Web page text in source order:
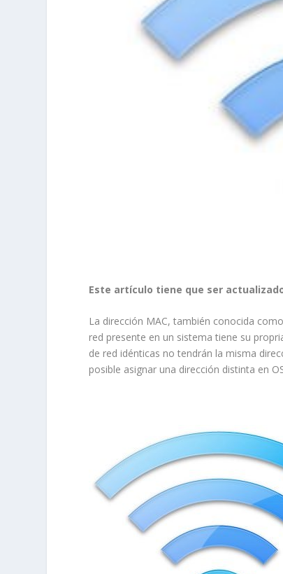
Este artículo tiene que ser
La dirección MAC, también conocida
red presente en un sistema tiene su
de red idénticas no tendrán la misma
posible asignar una dirección distinta en